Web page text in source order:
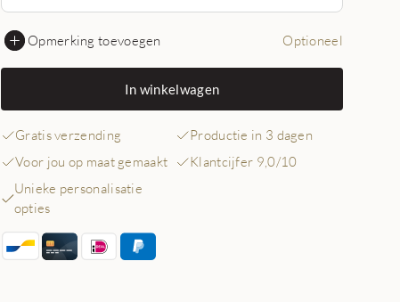
Opmerking toevoegen Optioneel
In winkelwagen
Gratis verzending
Productie in 3 dagen
Voor jou op maat gemaakt
Klantcijfer 9,0/10
Unieke personalisatie
opties